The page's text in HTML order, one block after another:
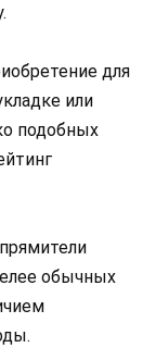
для
или
подобных
обычных